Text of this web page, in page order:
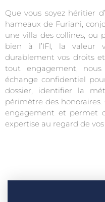
Que vous soyez héritier
hameaux de Furiani,
une villa des collines, ou
bien à l’IFI, la valeur
durablement vos droits
tout engagement,
échange confidentiel
dossier, identifier la
périmètre des
engagement et permet
expertise au regard de vos